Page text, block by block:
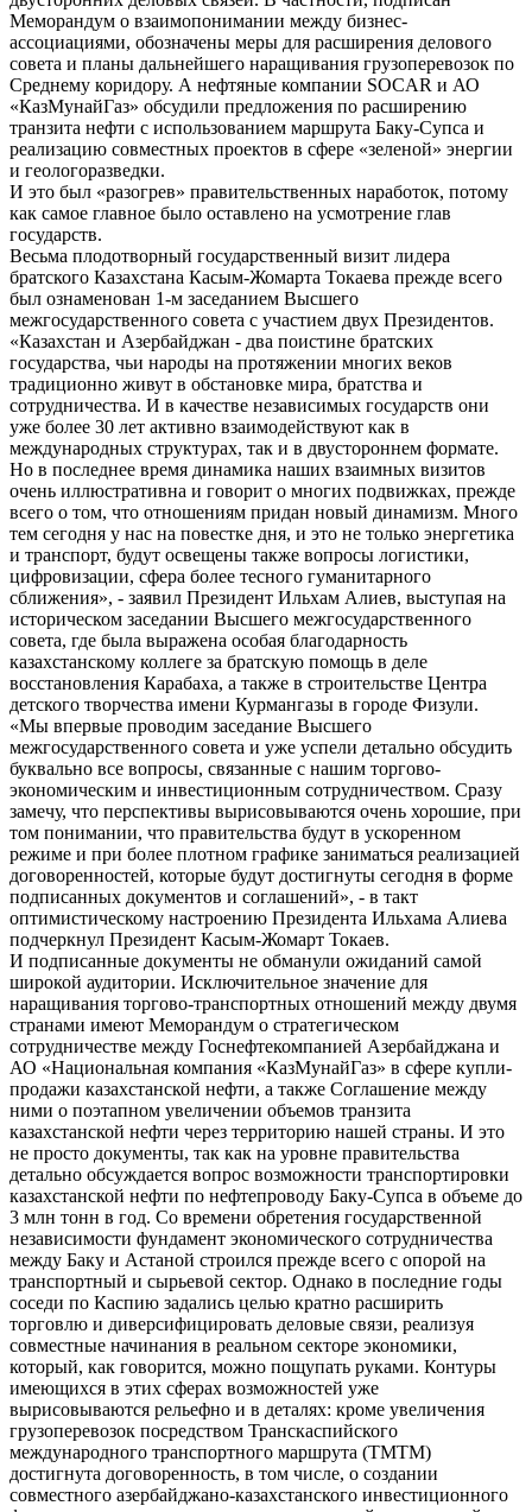
Меморандум о взаимопонимании между бизнес-
ассоциациями, обозначены меры для расширения делового
совета и планы дальнейшего наращивания грузоперевозок по
Среднему коридору. А нефтяные компании SOCAR и АО
«КазМунайГаз» обсудили предложения по расширению
транзита нефти с использованием маршрута Баку-Супса и
реализацию совместных проектов в сфере «зеленой» энергии
и геологоразведки.
И это был «разогрев» правительственных наработок, потому
как самое главное было оставлено на усмотрение глав
государств.
Весьма плодотворный государственный визит лидера
братского Казахстана Касым-Жомарта Токаева прежде всего
был ознаменован 1-м заседанием Высшего
межгосударственного совета с участием двух Президентов.
«Казахстан и Азербайджан - два поистине братских
государства, чьи народы на протяжении многих веков
традиционно живут в обстановке мира, братства и
сотрудничества. И в качестве независимых государств они
уже более 30 лет активно взаимодействуют как в
международных структурах, так и в двустороннем формате.
Но в последнее время динамика наших взаимных визитов
очень иллюстративна и говорит о многих подвижках, прежде
всего о том, что отношениям придан новый динамизм. Много
тем сегодня у нас на повестке дня, и это не только энергетика
и транспорт, будут освещены также вопросы логистики,
цифровизации, сфера более тесного гуманитарного
сближения», - заявил Президент Ильхам Алиев, выступая на
историческом заседании Высшего межгосударственного
совета, где была выражена особая благодарность
казахстанскому коллеге за братскую помощь в деле
восстановления Карабаха, а также в строительстве Центра
детского творчества имени Курмангазы в городе Физули.
«Мы впервые проводим заседание Высшего
межгосударственного совета и уже успели детально обсудить
буквально все вопросы, связанные с нашим торгово-
экономическим и инвестиционным сотрудничеством. Сразу
замечу, что перспективы вырисовываются очень хорошие, при
том понимании, что правительства будут в ускоренном
режиме и при более плотном графике заниматься реализацией
договоренностей, которые будут достигнуты сегодня в форме
подписанных документов и соглашений», - в такт
оптимистическому настроению Президента Ильхама Алиева
подчеркнул Президент Касым-Жомарт Токаев.
И подписанные документы не обманули ожиданий самой
широкой аудитории. Исключительное значение для
наращивания торгово-транспортных отношений между двумя
странами имеют Меморандум о стратегическом
сотрудничестве между Госнефтекомпанией Азербайджана и
АО «Национальная компания «КазМунайГаз» в сфере купли-
продажи казахстанской нефти, а также Соглашение между
ними о поэтапном увеличении объемов транзита
казахстанской нефти через территорию нашей страны. И это
не просто документы, так как на уровне правительства
детально обсуждается вопрос возможности транспортировки
казахстанской нефти по нефтепроводу Баку-Супса в объеме до
3 млн тонн в год. Со времени обретения государственной
независимости фундамент экономического сотрудничества
между Баку и Астаной строился прежде всего с опорой на
транспортный и сырьевой сектор. Однако в последние годы
соседи по Каспию задались целью кратно расширить
торговлю и диверсифицировать деловые связи, реализуя
совместные начинания в реальном секторе экономики,
который, как говорится, можно пощупать руками. Контуры
имеющихся в этих сферах возможностей уже
вырисовываются рельефно и в деталях: кроме увеличения
грузоперевозок посредством Транскаспийского
международного транспортного маршрута (ТМТМ)
достигнута договоренность, в том числе, о создании
совместного азербайджано-казахстанского инвестиционного